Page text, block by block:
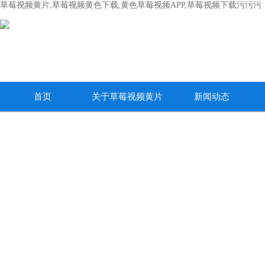
草莓视频黄片,草莓视频黄色下载,黄色草莓视频APP,草莓视频下载污污污
首页 关于草莓视频黄片 新闻动态